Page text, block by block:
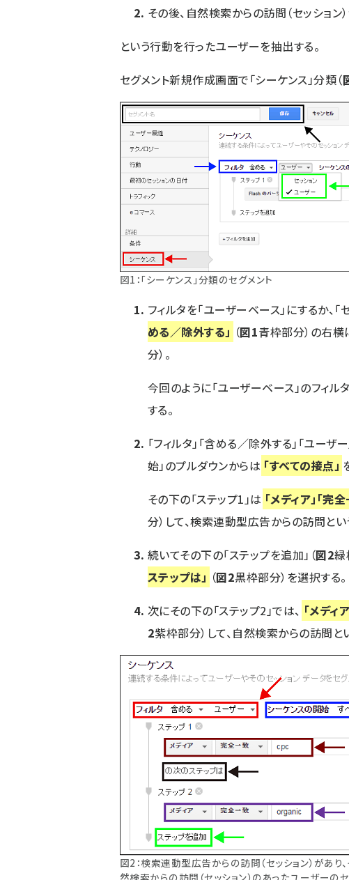
その後、自然検索からの訪問（セッション
という行動を行ったユーザーを抽出する。
セグメント新規作成画面で「シーケンス」分類（
図1：「シーケンス」分類のセグメント
フィルタを「ユーザーベース」にするか、「
める／除外する」 （図1青枠部分）の右横
分）。
今回のように「ユーザーベース」のフィル
する。
「フィルタ」「含める／除外する」「ユーザー
始」のプルダウンからは 「すべての接点」
その下の「ステップ1」は 「メディア」「完
分）して、検索連動型広告からの訪問とい
続いてその下の「ステップを追加」（図2緑
ステップは」 （図2黒枠部分）を選択する。
次にその下の「ステップ2」では、 「メディ
2紫枠部分）して、自然検索からの訪問と
図2：検索連動型広告からの訪問（セッション）があり